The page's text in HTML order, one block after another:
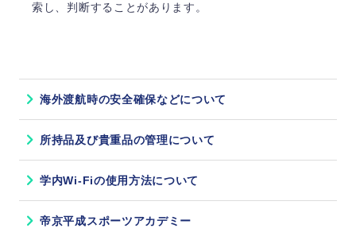
索し、判断することがあります。
海外渡航時の安全確保などについて
所持品及び貴重品の管理について
学内Wi-Fiの使用方法について
帝京平成スポーツアカデミー